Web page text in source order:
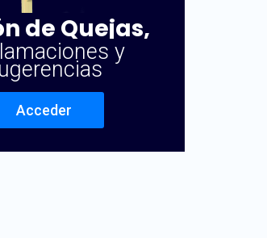
de Quejas,
y
Acceder